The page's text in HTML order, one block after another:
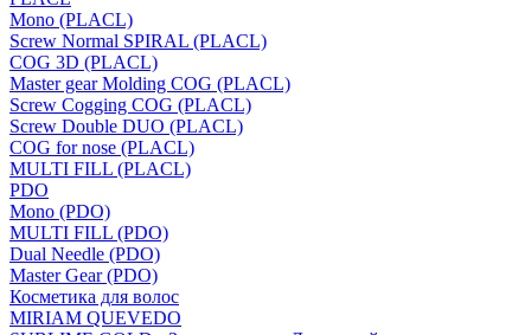
Mono (PLACL)
Screw Normal SPIRAL (PLACL)
COG 3D (PLACL)
Master gear Molding COG (PLACL)
Screw Cogging COG (PLACL)
Screw Double DUO (PLACL)
COG for nose (PLACL)
MULTI FILL (PLACL)
PDO
Mono (PDO)
MULTI FILL (PDO)
Dual Needle (PDO)
Master Gear (PDO)
Косметика для волос
MIRIAM QUEVEDO